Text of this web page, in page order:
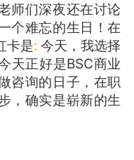
们深夜还在讨论
个难忘的生日！在
卡是: 今天，我选择
天正好是BSC商业
咨询的日子，在职
，确实是崭新的生